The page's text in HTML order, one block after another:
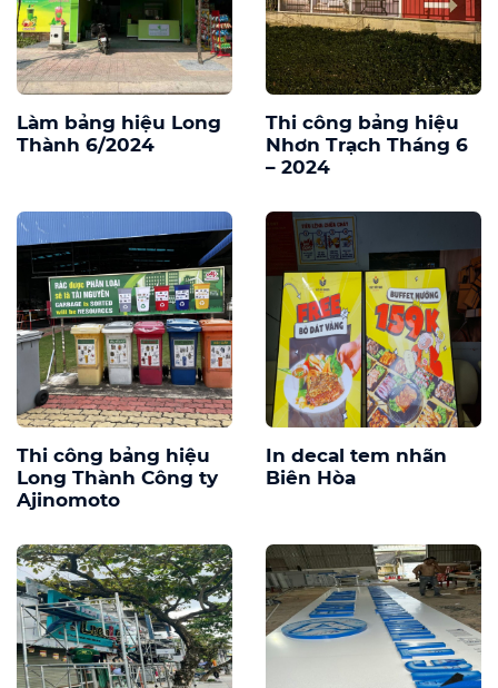
Làm bảng hiệu Long
Thành 6/2024
Thi công bảng hiệu
Nhơn Trạch Tháng 6
– 2024
Thi công bảng hiệu
Long Thành Công ty
Ajinomoto
In decal tem nhãn
Biên Hòa